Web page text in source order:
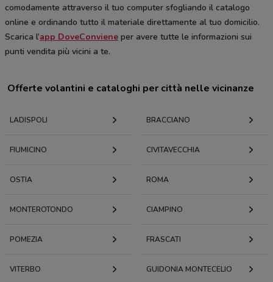
comodamente attraverso il tuo computer sfogliando il catalogo
online e ordinando tutto il materiale direttamente al tuo domicilio.
Scarica l’app DoveConviene per avere tutte le informazioni sui
punti vendita più vicini a te.
Offerte volantini e cataloghi per città nelle vicinanze
LADISPOLI BRACCIANO
FIUMICINO CIVITAVECCHIA
OSTIA ROMA
MONTEROTONDO CIAMPINO
POMEZIA FRASCATI
VITERBO GUIDONIA MONTECELIO